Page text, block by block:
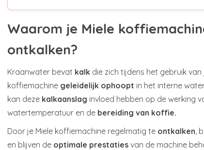
Waarom je Miele
ontkalken?
Kraanwater bevat kalk die zich tijdens het gebruik
koffiemachine geleidelijk ophoopt in het interne
kan deze kalkaanslag invloed hebben op de werking
watertemperatuur en de bereiding van koffie.
Door je Miele koffiemachine regelmatig te ontkalken ,
en blijven de optimale prestaties van de machine